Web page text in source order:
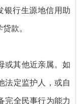
银行生源地信用助
款。
或其他近亲属。如
法定监护人，或自
完全民事行为能力